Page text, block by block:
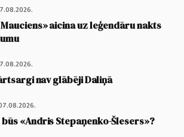
aicina uz leģendāru nakts
nav glābēji Daliņā
«Andris Stepaņenko-Šlesers»?